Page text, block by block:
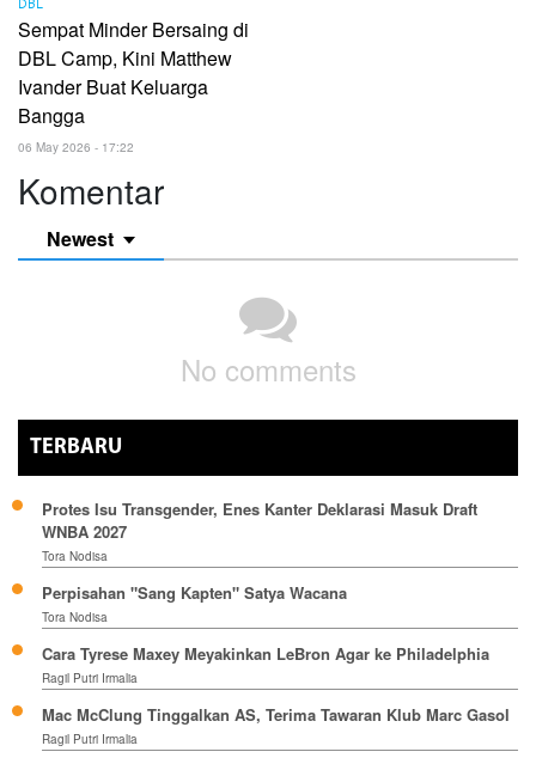
DBL
Sempat Minder Bersaing di
DBL Camp, Kini Matthew
Ivander Buat Keluarga
Bangga
06 May 2026 - 17:22
Komentar
Newest
No comments
TERBARU
Protes Isu Transgender, Enes Kanter Deklarasi Masuk Draft
WNBA 2027
Tora Nodisa
Perpisahan "Sang Kapten" Satya Wacana
Tora Nodisa
Cara Tyrese Maxey Meyakinkan LeBron Agar ke Philadelphia
Ragil Putri Irmalia
Mac McClung Tinggalkan AS, Terima Tawaran Klub Marc Gasol
Ragil Putri Irmalia